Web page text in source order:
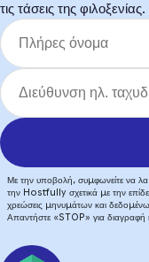
τις τάσεις της φιλοξενίας.
Με την υποβολή, συμφωνείτε να
την Hostfully σχετικά με την
χρεώσεις μηνυμάτων και
Απαντήστε «STOP» για διαγραφή